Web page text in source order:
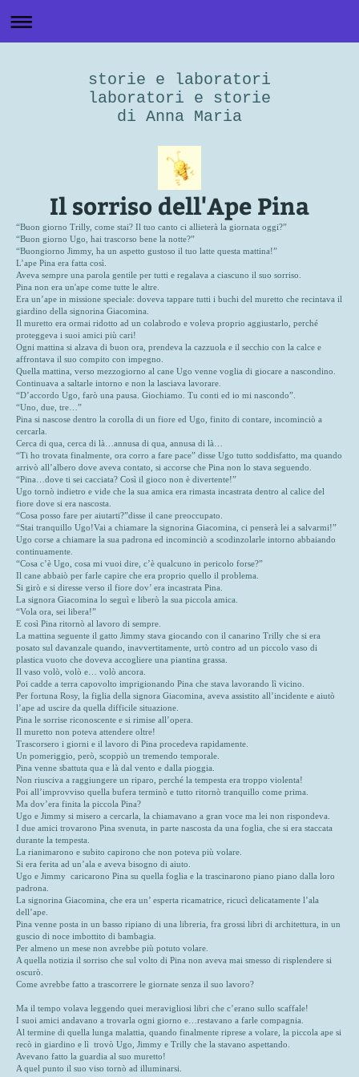
storie e laboratori
laboratori e storie
di Anna Maria
Il sorriso dell'Ape Pina
“Buon giorno Trilly, come stai? Il tuo canto ci allieterà la giornata oggi?”
“Buon giorno Ugo, hai trascorso bene la notte?”
“Buongiorno Jimmy, ha un aspetto gustoso il tuo latte questa mattina!”
L’ape Pina era fatta così.
Aveva sempre una parola gentile per tutti e regalava a ciascuno il suo sorriso.
Pina non era un'ape come tutte le altre.
Era un’ape in missione speciale: doveva tappare tutti i buchi del muretto che recintava il
giardino della signorina Giacomina.
Il muretto era ormai ridotto ad un colabrodo e voleva proprio aggiustarlo, perché
proteggeva i suoi amici più cari!
Ogni mattina si alzava di buon ora, prendeva la cazzuola e il secchio con la calce e
affrontava il suo compito con impegno.
Quella mattina, verso mezzogiorno al cane Ugo venne voglia di giocare a nascondino.
Continuava a saltarle intorno e non la lasciava lavorare.
“D’accordo Ugo, farò una pausa. Giochiamo. Tu conti ed io mi nascondo”.
“Uno, due, tre…”
Pina si nascose dentro la corolla di un fiore ed Ugo, finito di contare, incominciò a
cercarla.
Cerca di qua, cerca di là…annusa di qua, annusa di là…
“Ti ho trovata finalmente, ora corro a fare pace” disse Ugo tutto soddisfatto, ma quando
arrivò all’albero dove aveva contato, si accorse che Pina non lo stava seguendo.
“Pina…dove ti sei cacciata? Così il gioco non è divertente!”
Ugo tornò indietro e vide che la sua amica era rimasta incastrata dentro al calice del
fiore dove si era nascosta.
“Cosa posso fare per aiutarti?”disse il cane preoccupato.
“Stai tranquillo Ugo!Vai a chiamare la signorina Giacomina, ci penserà lei a salvarmi!”
Ugo corse a chiamare la sua padrona ed incominciò a scodinzolarle intorno abbaiando
continuamente.
“Cosa c’è Ugo, cosa mi vuoi dire, c’è qualcuno in pericolo forse?”
Il cane abbaiò per farle capire che era proprio quello il problema.
Si girò e si diresse verso il fiore dov’ era incastrata Pina.
La signora Giacomina lo seguì e liberò la sua piccola amica.
“Vola ora, sei libera!”
E così Pina ritornò al lavoro di sempre.
La mattina seguente il gatto Jimmy stava giocando con il canarino Trilly che si era
posato sul davanzale quando, inavvertitamente, urtò contro ad un piccolo vaso di
plastica vuoto che doveva accogliere una piantina grassa.
Il vaso volò, volò e… volò ancora.
Poi cadde a terra capovolto imprigionando Pina che stava lavorando lì vicino.
Per fortuna Rosy, la figlia della signora Giacomina, aveva assistito all’incidente e aiutò
l’ape ad uscire da quella difficile situazione.
Pina le sorrise riconoscente e si rimise all’opera.
Il muretto non poteva attendere oltre!
Trascorsero i giorni e il lavoro di Pina procedeva rapidamente.
Un pomeriggio, però, scoppiò un tremendo temporale.
Pina venne sbattuta qua e là dal vento e dalla pioggia.
Non riusciva a raggiungere un riparo, perché la tempesta era troppo violenta!
Poi all’improvviso quella bufera terminò e tutto ritornò tranquillo come prima.
Ma dov’era finita la piccola Pina?
Ugo e Jimmy si misero a cercarla, la chiamavano a gran voce ma lei non rispondeva.
I due amici trovarono Pina svenuta, in parte nascosta da una foglia, che si era staccata
durante la tempesta.
La rianimarono e subito capirono che non poteva più volare.
Si era ferita ad un’ala e aveva bisogno di aiuto.
Ugo e Jimmy caricarono Pina su quella foglia e la trascinarono piano piano dalla loro
padrona.
La signorina Giacomina, che era un’ esperta ricamatrice, ricucì delicatamente l’ala
dell’ape.
Pina venne posta in un basso ripiano di una libreria, fra grossi libri di architettura, in un
guscio di noce imbottito di bambagia.
Per almeno un mese non avrebbe più potuto volare.
A quella notizia il sorriso che sul volto di Pina non aveva mai smesso di risplendere si
oscurò.
Come avrebbe fatto a trascorrere le giornate senza il suo lavoro?
Ma il tempo volava leggendo quei meravigliosi libri che c’erano sullo scaffale!
I suoi amici andavano a trovarla ogni giorno e…restavano a farle compagnia.
Al termine di quella lunga malattia, quando finalmente riprese a volare, la piccola ape si
recò in giardino e lì trovò Ugo, Jimmy e Trilly che la stavano aspettando.
Avevano fatto la guardia al suo muretto!
A quel punto il suo viso tornò ad illuminarsi.